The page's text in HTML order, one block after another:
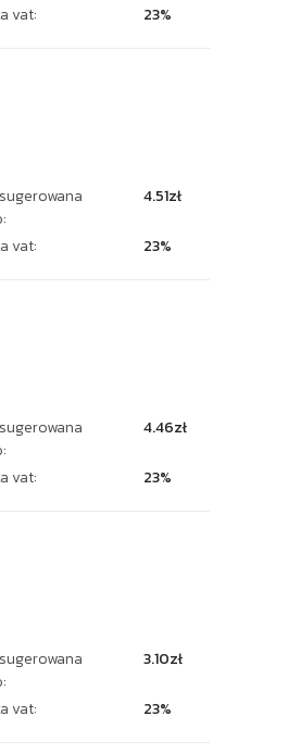
vat: 23%
4.51zł
vat: 23%
4.46zł
vat: 23%
3.10zł
vat: 23%